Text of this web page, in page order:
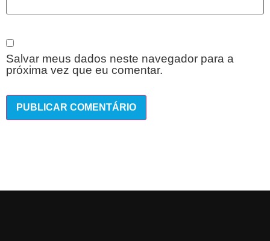
Salvar meus dados neste navegador para a
próxima vez que eu comentar.